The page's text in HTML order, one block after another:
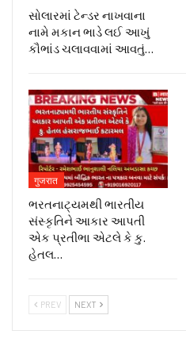
સોલારમાં ટેન્ડર નાખવાના
નામે મકાન ભાડે લઈ આખું
કૌભાંડ ચલાવવામાં આવતું…
गुजरात
ભરતનાટ્યમથી ભારતીય
સંસ્કૃતિને આકાર આપતી
એક પ્રતીભા એટલે કે‌ કુ.
હેતલ…
PREV NEXT